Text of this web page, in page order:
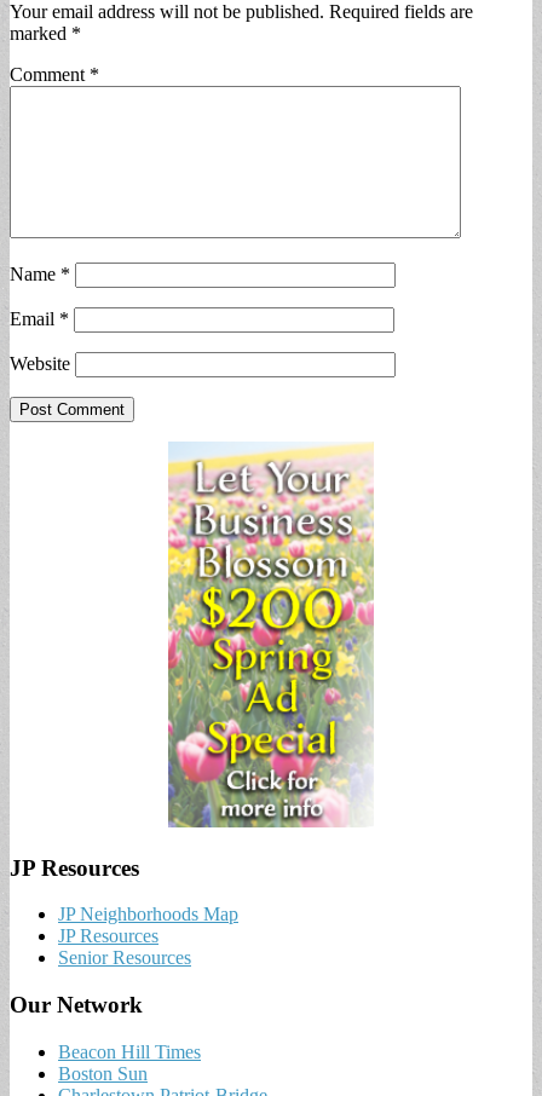
Your email address will not be published. Required fields are
marked *
Comment *
Name *
Email *
Website
JP Resources
JP Neighborhoods Map
JP Resources
Senior Resources
Our Network
Beacon Hill Times
Boston Sun